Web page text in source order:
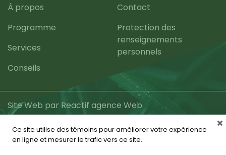
À propos
Programme
Services
Conseils
Contact
Protection des
renseignements
personnels
Site Web par Reactif agence Web
Ce site utilise des témoins pour améliorer votre expérience
en ligne et mesurer le trafic vers ce site.